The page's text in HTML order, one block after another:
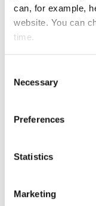
can, for example,
website. You can
time.
Selection
Necessary
Preferences
Statistics
Marketing
f. 1978,
Anställd vid
Central